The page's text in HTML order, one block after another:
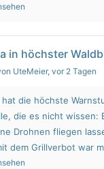
in höchster
UteMeier, vor 2 Tagen
hat die höchste
die es nicht wissen:
Drohnen fliegen
dem Grillverbot war